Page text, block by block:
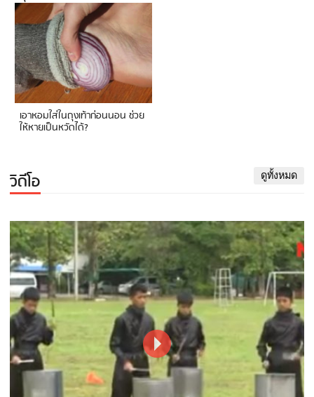
เอาหอมใส่ในถุงเท้าก่อนนอน ช่วย
ให้หายเป็นหวัดได้?
วิดีโอ ดูทั้งหมด